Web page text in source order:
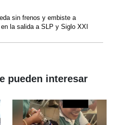
sin frenos y embiste a
la salida a SLP y Siglo XXI
pueden interesar